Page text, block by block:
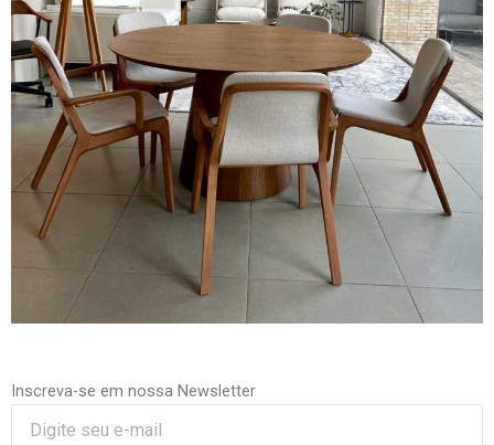
Inscreva-se em nossa Newsletter